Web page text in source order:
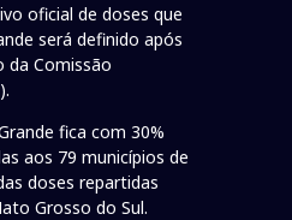
oficial de doses que
será definido após
da Comissão
fica com 30%
aos 79 municípios de
doses repartidas
Grosso do Sul.